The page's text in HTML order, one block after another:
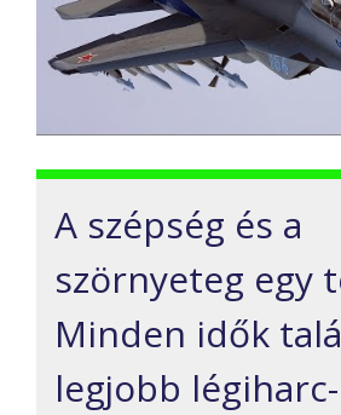
A szépség és a
szörnyeteg egy
Minden idők
legjobb légiharc-